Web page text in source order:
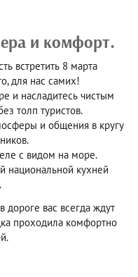
и комфорт.
встретить 8 марта
для нас самих!
и насладитесь чистым
толп туристов.
и общения в кругу
с видом на море.
национальной кухней
дороге вас всегда ждут
проходила комфортно